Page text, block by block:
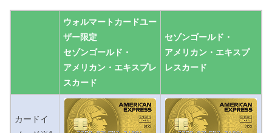
ウォルマートカードユー
ザー限定
セゾンゴールド・
アメリカン・エキスプレ
スカード
セゾンゴールド・
アメリカン・エキスプ
レスカード
カードイ